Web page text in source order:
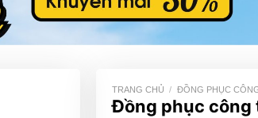
TRANG CHỦ / ĐỒNG PHỤC
Đồng phục công